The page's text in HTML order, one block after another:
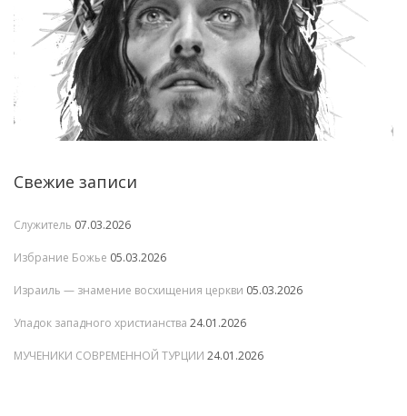
Свежие записи
Служитель 07.03.2026
Избрание Божье 05.03.2026
Израиль — знамение восхищения церкви 05.03.2026
Упадок западного христианства 24.01.2026
МУЧЕНИКИ СОВРЕМЕННОЙ ТУРЦИИ 24.01.2026